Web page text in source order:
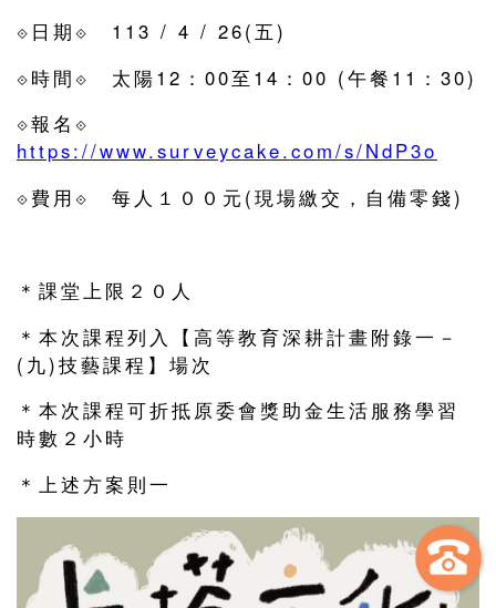
⟐日期⟐ 113 / 4 / 26(五)
⟐時間⟐ 太陽12：00至14：00 (午餐11：30)
⟐報名⟐
https://www.surveycake.com/s/NdP3o
⟐費用⟐ 每人１００元(現場繳交，自備零錢)
＊課堂上限２０人
＊本次課程列入【高等教育深耕計畫附錄一－
(九)技藝課程】場次
＊本次課程可折抵原委會獎助金生活服務學習
時數２小時
＊上述方案則一